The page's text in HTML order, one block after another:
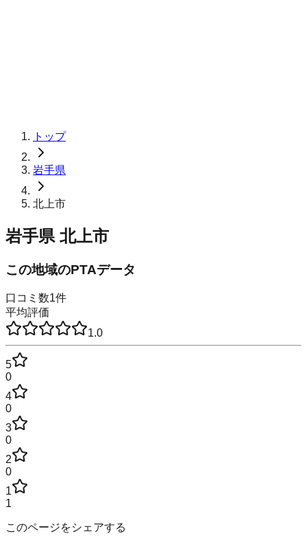
トップ
岩手県
北上市
岩手県 北上市
この地域のPTAデータ
口コミ数1件
平均評価
1.0
5
0
4
0
3
0
2
0
1
1
このページをシェアする